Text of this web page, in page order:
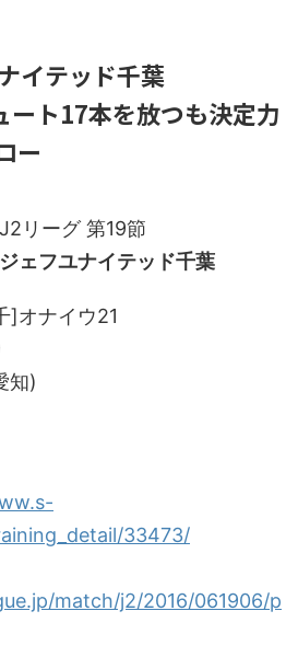
イテッド千葉
ト17本を放つも決定力
ー
リーグ 第19節
ジェフユナイテッド千葉
]オナイウ21
知)
33473/
match/j2/2016/061906/p